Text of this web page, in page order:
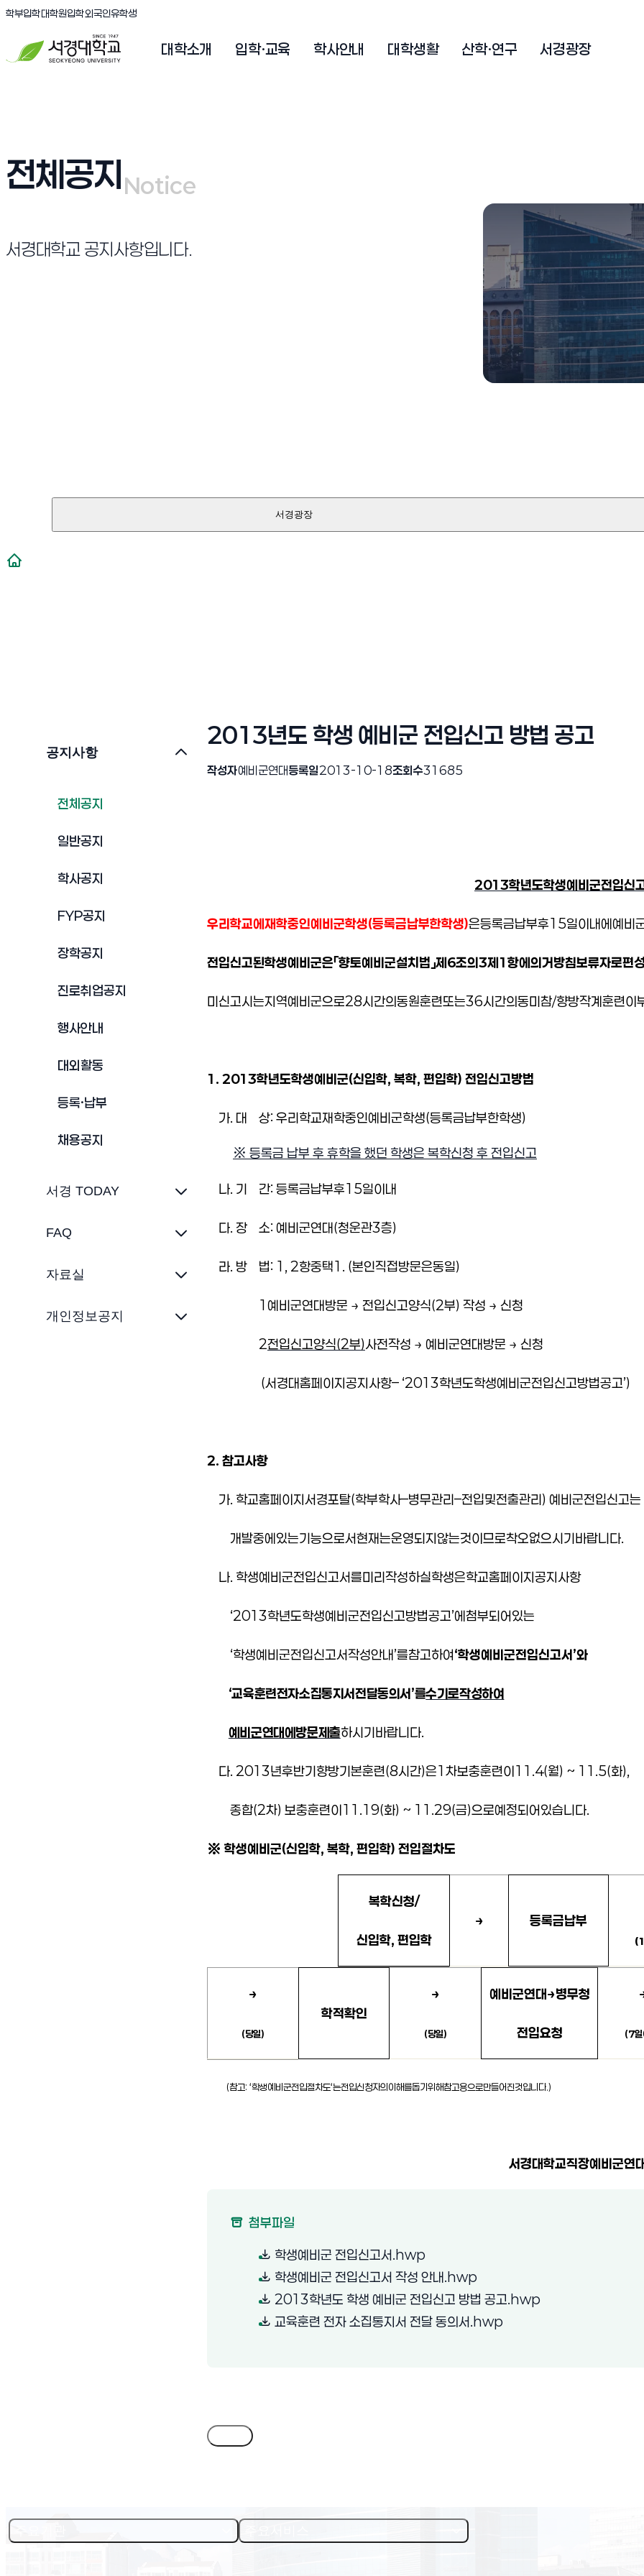
서경대학교
학부입학(새창 열림)
대학원입학(새창 열림)
외국인유학생(새창 열림)
대학소개 입학·교육 학사안내 대학생활 산학·연구 서경광장
전체공지 Notice
Notice
서경대학교 공지사항입니다.
서경광장
공지사항
전체공지
일반공지
학사공지
FYP공지
장학공지
진로취업공지
행사안내
대외활동
등록·납부
채용공지
서경 TODAY
FAQ
자료실
개인정보공지
2013년도 학생 예비군 전입신고 방법 공고
작성자예비군연대등록일2013-10-18조회수31685
2013학년도학생예비군전입신
우리학교에재학중인예비군학생(등록금납부한학생)은등록금납부후15일이내에예비
전입신고된학생예비군은「향토예비군설치법」제6조의3제1항에의거방침보류자로편
미신고시는지역예비군으로28시간의동원훈련또는36시간의동미참/향방작계훈련이
1. 2013학년도학생예비군(신입학, 복학, 편입학) 전입신고방법
가. 대 상: 우리학교재학중인예비군학생(등록금납부한학생)
※ 등록금 납부 후 휴학을 했던 학생은 복학신청 후 전입신고
나. 기 간: 등록금납부후15일이내
다. 장 소: 예비군연대(청운관3층)
라. 방 법: 1 , 2항중택1. (본인직접방문은동일)
1 예비군연대방문 → 전입신고양식(2부) 작성 → 신청
2전입신고양식(2부)사전작성 → 예비군연대방문 → 신청
(서경대홈페이지공지사항– ‘2013학년도학생예비군전입신고방법공고’)
2. 참고사항
가. 학교홈페이지서경포탈(학부학사–병무관리–전입및전출관리) 예비군전입신고는
개발중에있는기능으로서현재는운영되지않는것이므로착오없으시기바랍니다.
나. 학생예비군전입신고서를미리작성하실학생은학교홈페이지공지사항
‘2013학년도학생예비군전입신고방법공고’에첨부되어있는
‘학생예비군전입신고서작성안내’를참고하여‘학생예비군전입신고서’와
‘교육훈련전자소집통지서전달동의서’를수기로작성하여
예비군연대에방문제출하시기바랍니다.
다. 2013년후반기향방기본훈련(8시간)은1 차보충훈련이11.4(월) ~ 11.5(화),
종합(2차) 보충훈련이11.19(화) ~ 11.29(금)으로예정되어있습니다.
※ 학생예비군(신입학, 복학, 편입학) 전입절차도
복학신청/
신입학, 편입학
→ 등록금납부
→
(당일)
학적확인
→
(당일)
예비군연대→병무청
전입요청 (7일
(참고: ‘학생예비군전입절차도‘는전입신청자의 이해를돕기 위해참고용으로만들어진것입니다.)
서경대학교직장예비군연
첨부파일
학생예비군 전입신고서.hwp
학생예비군 전입신고서 작성 안내.hwp
2013학년도 학생 예비군 전입신고 방법 공고.hwp
교육훈련 전자 소집통지서 전달 동의서.hwp